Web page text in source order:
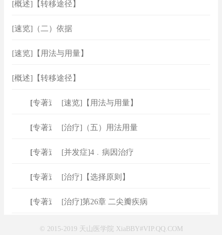
[概述]【转移途径】
[速览]（二）依据
[速览]【用法与用量】
[概述]【转移途径】
专著速查 ]
[速览]【用法与用量】
专著速查 ]
[治疗]（五）用法用量
专著速查 ][并发症]4﹒病因治疗
专著速查 ]
[治疗]【选择原则】
专著速查 ]
[治疗]第26章 二尖瓣疾病
© 2015-2019 天山医学院 XiaBBY#VIP.QQ.COM